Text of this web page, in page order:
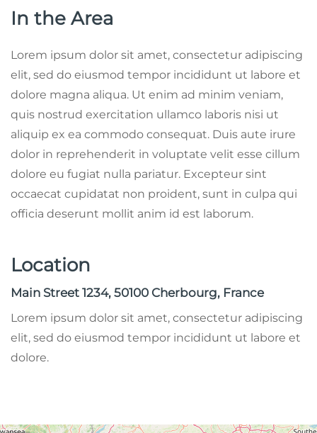
In the Area
Lorem ipsum dolor sit amet, consectetur adipiscing
elit, sed do eiusmod tempor incididunt ut labore et
dolore magna aliqua. Ut enim ad minim veniam,
quis nostrud exercitation ullamco laboris nisi ut
aliquip ex ea commodo consequat. Duis aute irure
dolor in reprehenderit in voluptate velit esse cillum
dolore eu fugiat nulla pariatur. Excepteur sint
occaecat cupidatat non proident, sunt in culpa qui
officia deserunt mollit anim id est laborum.
Location
Main Street 1234, 50100 Cherbourg, France
Lorem ipsum dolor sit amet, consectetur adipiscing
elit, sed do eiusmod tempor incididunt ut labore et
dolore.